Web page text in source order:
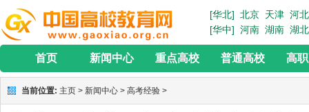
[华北] 北京 天津 河北
[华中] 河南 湖南 湖北
首页 新闻中心 重点高校 普通高校 高
当前位置: 主页 > 新闻中心 > 高考经验 >